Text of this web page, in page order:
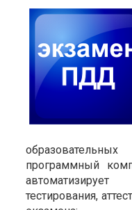
программный
тестирования,